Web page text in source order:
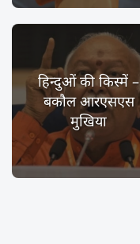
हिन्दुओं की किस्में –
बकौल आरएसएस
मुखिया